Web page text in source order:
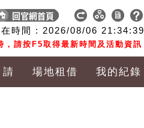
時間 : 2026/08/06 21:34:39
，請按F5取得最新時間及活動資訊
請 場地租借 我的紀錄